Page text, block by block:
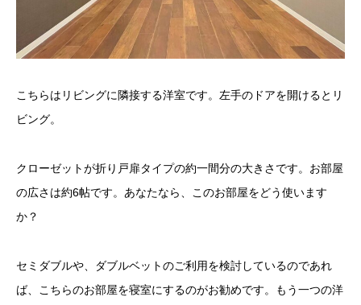
こちらはリビングに隣接する洋室です。左手のドアを開けるとリ
ビング。
クローゼットが折り戸扉タイプの約一間分の大きさです。お部屋
の広さは約6帖です。あなたなら、このお部屋をどう使います
か？
セミダブルや、ダブルベットのご利用を検討しているのであれ
ば、こちらのお部屋を寝室にするのがお勧めです。もう一つの洋